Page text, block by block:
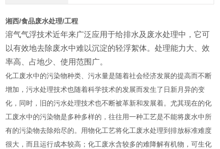
湘西/食品废水处理/工程
溶气气浮技术近年来广泛应用于给排水及废水处理中，它可
以有效地去除废水中难以沉淀的轻浮絮体。处理能力大、效
率高、占地少、使用范围广。
化工废水中的污染物种类、污水量是随着社会经济发展的提高而不断
增加，污水处理技术也随着科学技术的发展而发生了日新月异的变
化，同时，旧的污水处理技术也不断被革新和发展着。尤其现在的化
工废水中的污染物是多种多样的，往往用一种工艺是不能将废水中所
有的污染物去除殆尽的。用物化工艺将化工废水处理到排放标准难度
很大，而且运行成本较高；化工废水含较多的难降解有机物，可生化